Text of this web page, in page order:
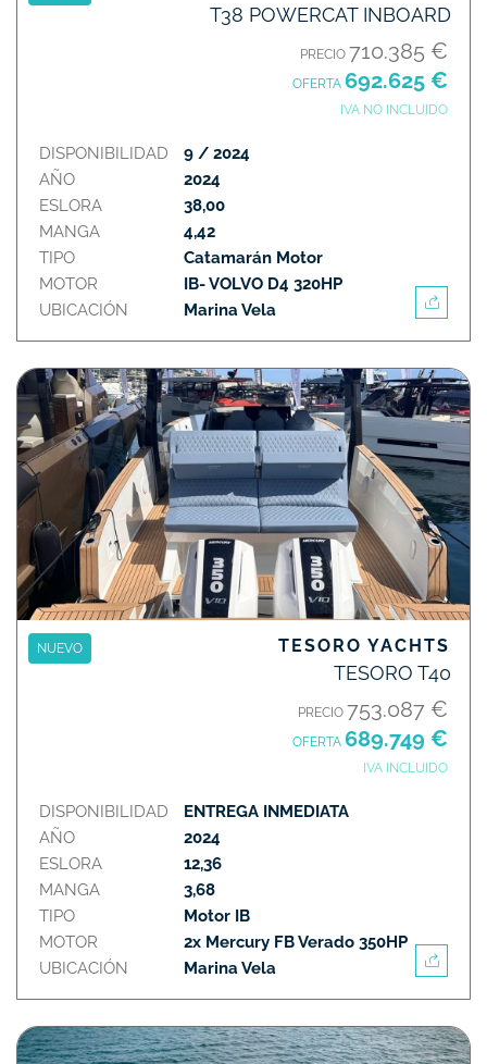
T38 POWERCAT INBOARD
PRECIO 710.385 €
OFERTA 692.625 €
IVA NO INCLUIDO
DISPONIBILIDAD
AÑO
ESLORA
MANGA
TIPO
MOTOR
UBICACIÓN
9 / 2024
2024
38,00
4,42
Catamarán Motor
IB- VOLVO D4 320HP
Marina Vela
NUEVO TESORO YACHTS
TESORO T40
PRECIO 753.087 €
OFERTA 689.749 €
IVA INCLUIDO
DISPONIBILIDAD
AÑO
ESLORA
MANGA
TIPO
MOTOR
UBICACIÓN
ENTREGA INMEDIATA
2024
12,36
3,68
Motor IB
2x Mercury FB Verado 350HP
Marina Vela